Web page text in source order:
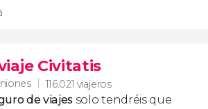
Civitatis
116.021 viajeros
de viajes solo tendréis que